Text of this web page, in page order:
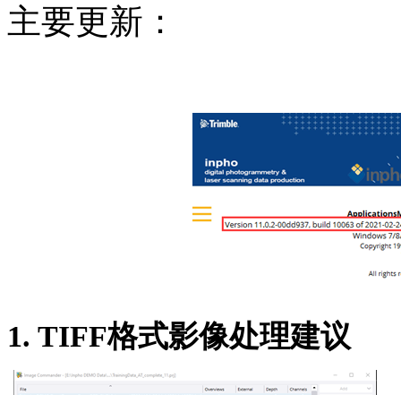
主要更新：
1. TIFF格式影像处理建议